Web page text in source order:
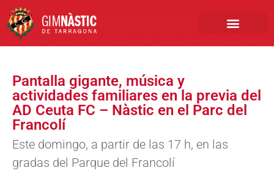
Pantalla gigante, música y
actividades familiares en la previa del
AD Ceuta FC – Nàstic en el Parc del
Francolí
Este domingo, a partir de las 17 h, en las
gradas del Parque del Francolí